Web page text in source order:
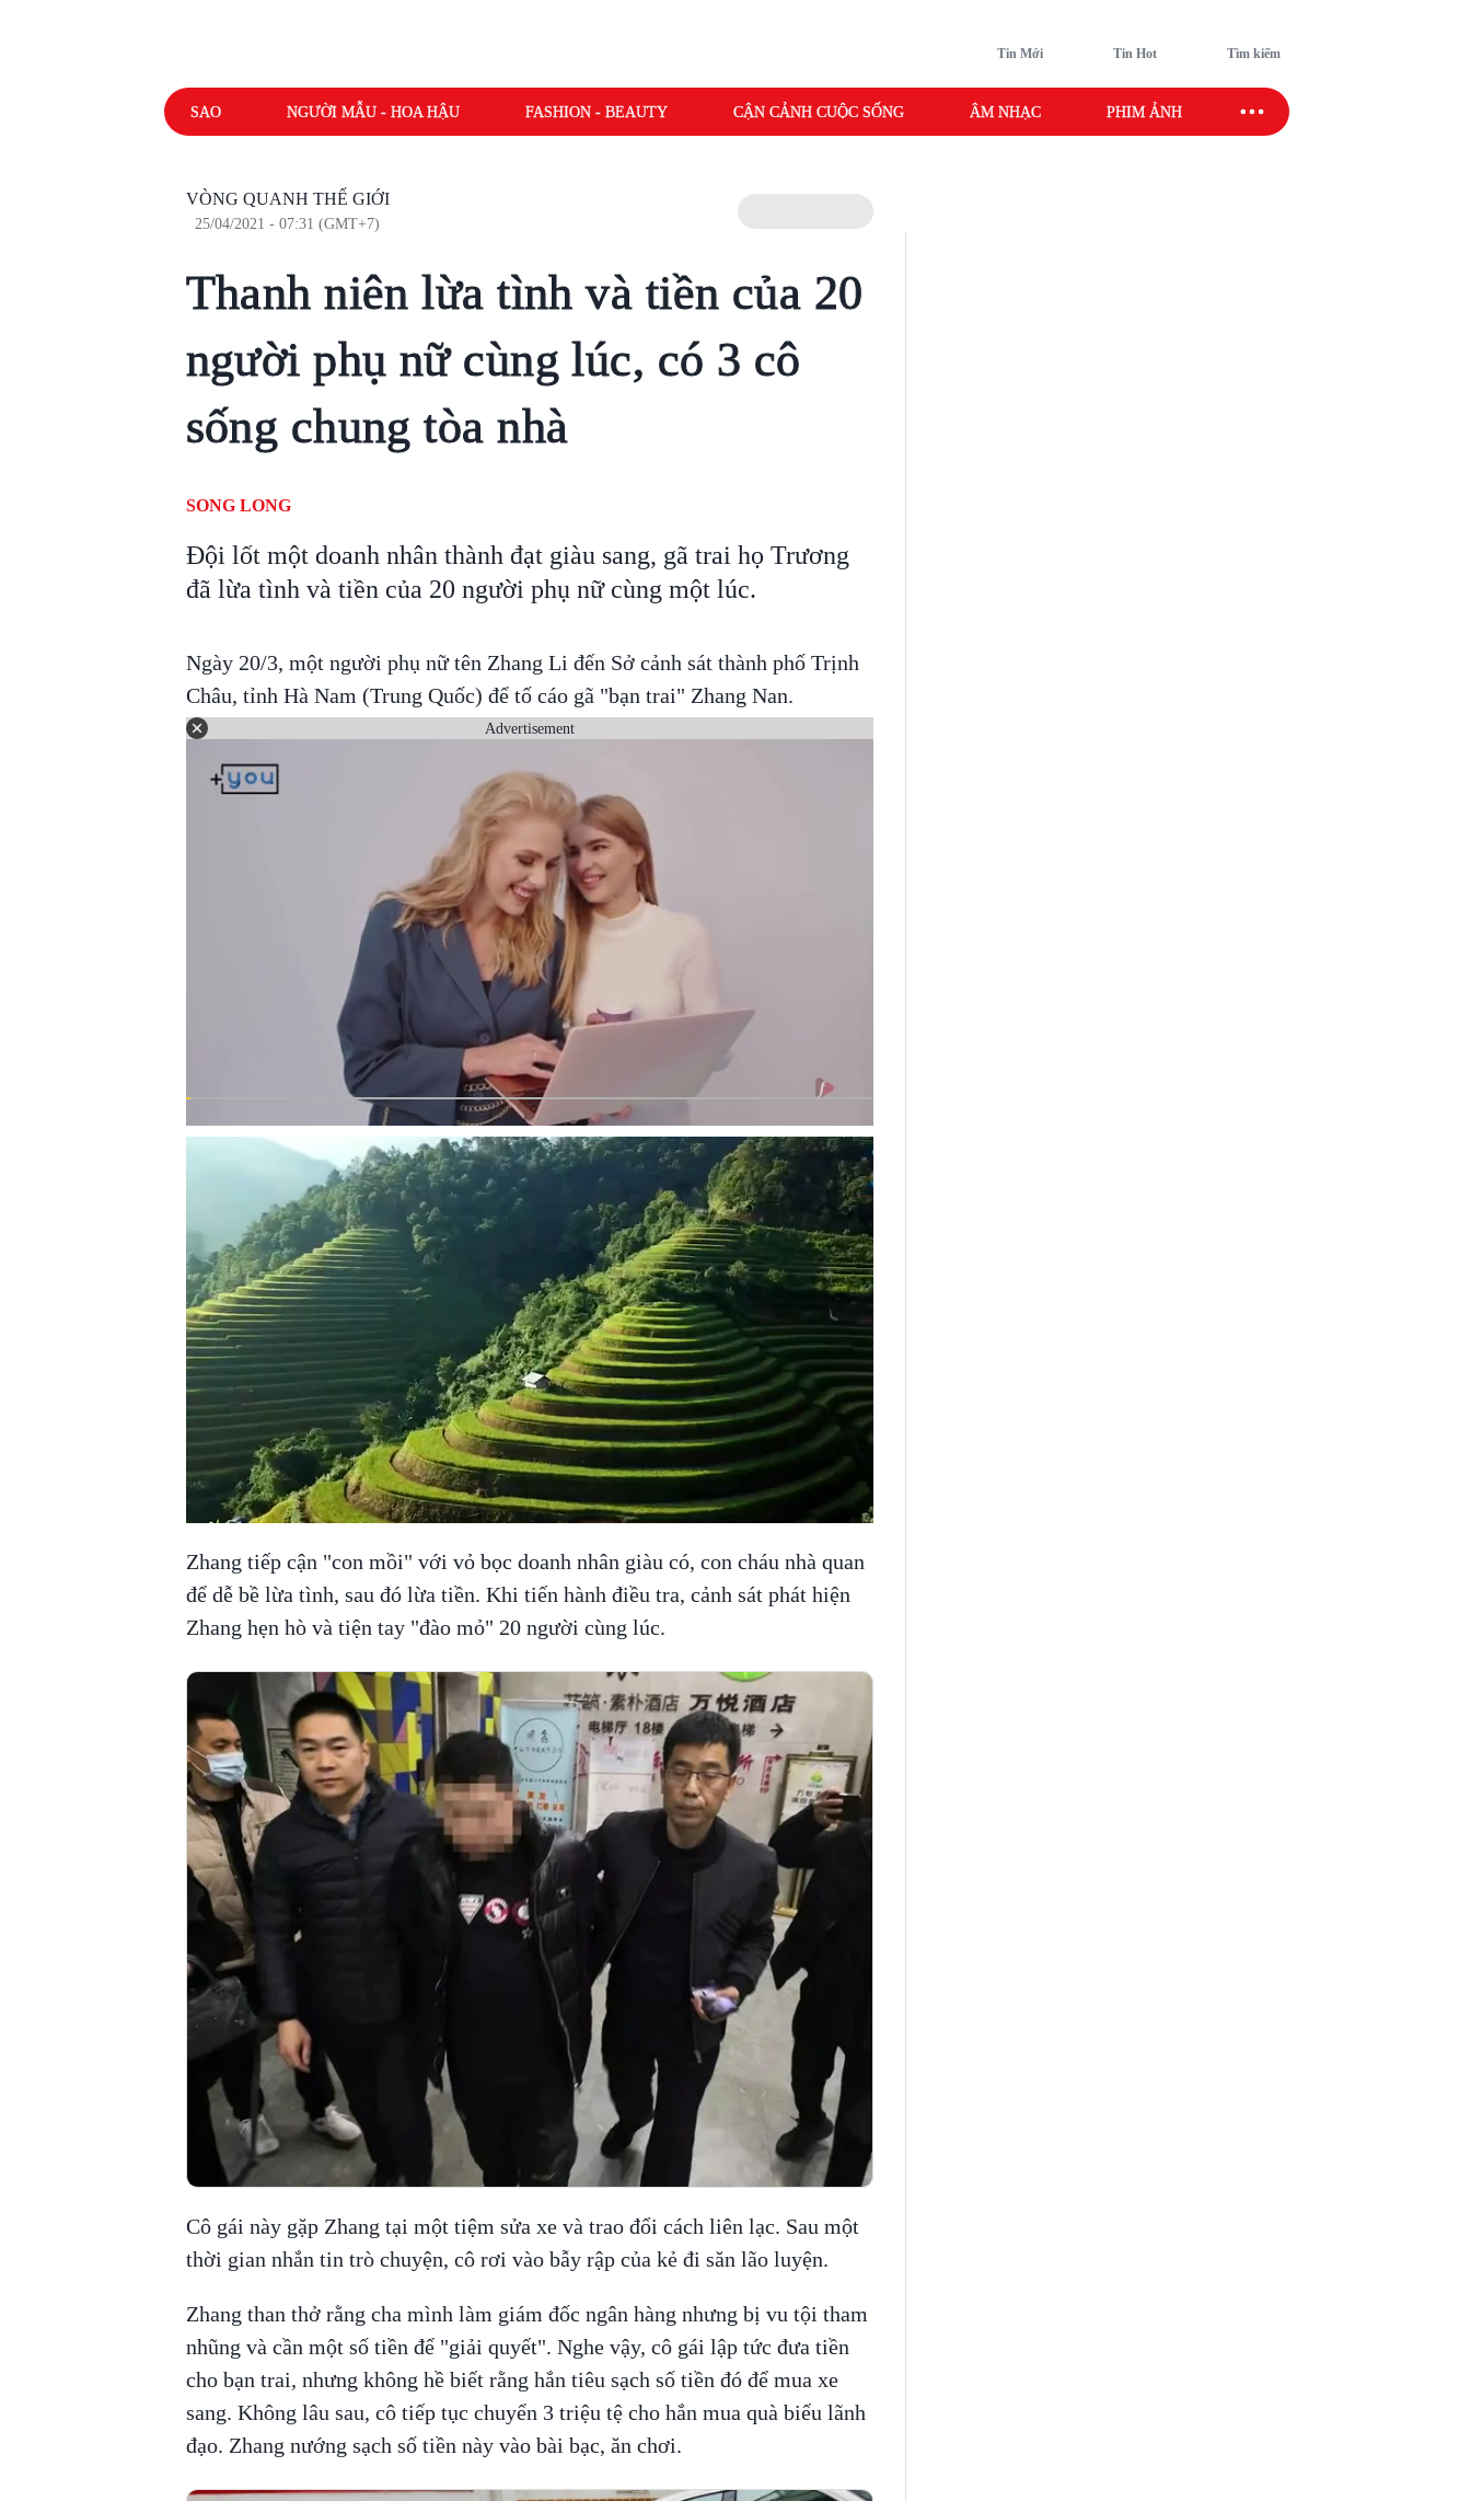
Tin Mới Tin Hot Tìm kiếm
SAO NGƯỜI MẪU - HOA HẬU FASHION - BEAUTY CẬN CẢNH CUỘC SỐNG ÂM NHẠC PHIM ẢNH SAO SPORT
VÒNG QUANH THẾ GIỚI
25/04/2021 - 07:31 (GMT+7)
Thanh niên lừa tình và tiền của 20
người phụ nữ cùng lúc, có 3 cô
sống chung tòa nhà
SONG LONG
Đội lốt một doanh nhân thành đạt giàu sang, gã trai họ Trương
đã lừa tình và tiền của 20 người phụ nữ cùng một lúc.
Ngày 20/3, một người phụ nữ tên Zhang Li đến Sở cảnh sát thành phố Trịnh
Châu, tỉnh Hà Nam (Trung Quốc) để tố cáo gã "bạn trai" Zhang Nan.
Advertisement
Zhang tiếp cận "con mồi" với vỏ bọc doanh nhân giàu có, con cháu nhà quan
để dễ bề lừa tình, sau đó lừa tiền. Khi tiến hành điều tra, cảnh sát phát hiện
Zhang hẹn hò và tiện tay "đào mỏ" 20 người cùng lúc.
Cô gái này gặp Zhang tại một tiệm sửa xe và trao đổi cách liên lạc. Sau một
thời gian nhắn tin trò chuyện, cô rơi vào bẫy rập của kẻ đi săn lão luyện.
Zhang than thở rằng cha mình làm giám đốc ngân hàng nhưng bị vu tội tham
nhũng và cần một số tiền để "giải quyết". Nghe vậy, cô gái lập tức đưa tiền
cho bạn trai, nhưng không hề biết rằng hắn tiêu sạch số tiền đó để mua xe
sang. Không lâu sau, cô tiếp tục chuyển 3 triệu tệ cho hắn mua quà biếu lãnh
đạo. Zhang nướng sạch số tiền này vào bài bạc, ăn chơi.